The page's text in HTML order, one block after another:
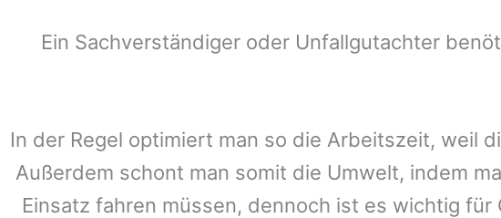
Ein Sachverständiger oder Unfallgutachter
In der Regel optimiert man so die Arbeitszeit, weil
Außerdem schont man somit die Umwelt, indem
Einsatz fahren müssen, dennoch ist es wichtig